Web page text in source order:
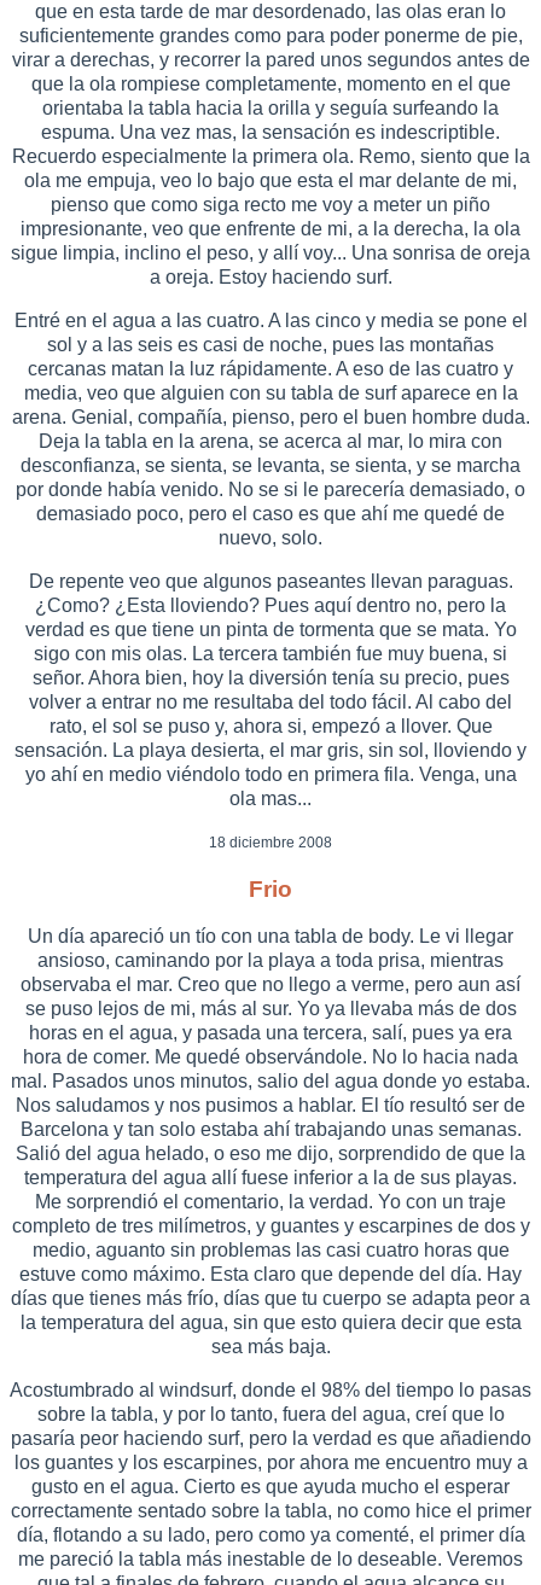
que en esta tarde de mar desordenado, las olas eran lo
suficientemente grandes como para poder ponerme de pie,
virar a derechas, y recorrer la pared unos segundos antes de
que la ola rompiese completamente, momento en el que
orientaba la tabla hacia la orilla y seguía surfeando la
espuma. Una vez mas, la sensación es indescriptible.
Recuerdo especialmente la primera ola. Remo, siento que la
ola me empuja, veo lo bajo que esta el mar delante de mi,
pienso que como siga recto me voy a meter un piño
impresionante, veo que enfrente de mi, a la derecha, la ola
sigue limpia, inclino el peso, y allí voy... Una sonrisa de oreja
a oreja. Estoy haciendo surf.
Entré en el agua a las cuatro. A las cinco y media se pone el
sol y a las seis es casi de noche, pues las montañas
cercanas matan la luz rápidamente. A eso de las cuatro y
media, veo que alguien con su tabla de surf aparece en la
arena. Genial, compañía, pienso, pero el buen hombre duda.
Deja la tabla en la arena, se acerca al mar, lo mira con
desconfianza, se sienta, se levanta, se sienta, y se marcha
por donde había venido. No se si le parecería demasiado, o
demasiado poco, pero el caso es que ahí me quedé de
nuevo, solo.
De repente veo que algunos paseantes llevan paraguas.
¿Como? ¿Esta lloviendo? Pues aquí dentro no, pero la
verdad es que tiene un pinta de tormenta que se mata. Yo
sigo con mis olas. La tercera también fue muy buena, si
señor. Ahora bien, hoy la diversión tenía su precio, pues
volver a entrar no me resultaba del todo fácil. Al cabo del
rato, el sol se puso y, ahora si, empezó a llover. Que
sensación. La playa desierta, el mar gris, sin sol, lloviendo y
yo ahí en medio viéndolo todo en primera fila. Venga, una
ola mas...
18 diciembre 2008
Frio
Un día apareció un tío con una tabla de body. Le vi llegar
ansioso, caminando por la playa a toda prisa, mientras
observaba el mar. Creo que no llego a verme, pero aun así
se puso lejos de mi, más al sur. Yo ya llevaba más de dos
horas en el agua, y pasada una tercera, salí, pues ya era
hora de comer. Me quedé observándole. No lo hacia nada
mal. Pasados unos minutos, salio del agua donde yo estaba.
Nos saludamos y nos pusimos a hablar. El tío resultó ser de
Barcelona y tan solo estaba ahí trabajando unas semanas.
Salió del agua helado, o eso me dijo, sorprendido de que la
temperatura del agua allí fuese inferior a la de sus playas.
Me sorprendió el comentario, la verdad. Yo con un traje
completo de tres milímetros, y guantes y escarpines de dos y
medio, aguanto sin problemas las casi cuatro horas que
estuve como máximo. Esta claro que depende del día. Hay
días que tienes más frío, días que tu cuerpo se adapta peor a
la temperatura del agua, sin que esto quiera decir que esta
sea más baja.
Acostumbrado al windsurf, donde el 98% del tiempo lo pasas
sobre la tabla, y por lo tanto, fuera del agua, creí que lo
pasaría peor haciendo surf, pero la verdad es que añadiendo
los guantes y los escarpines, por ahora me encuentro muy a
gusto en el agua. Cierto es que ayuda mucho el esperar
correctamente sentado sobre la tabla, no como hice el primer
día, flotando a su lado, pero como ya comenté, el primer día
me pareció la tabla más inestable de lo deseable. Veremos